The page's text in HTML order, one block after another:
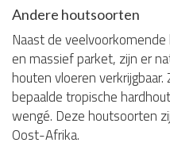
Andere houtsoorten
Naast de
en massief parket, zijn er
houten vloeren
bepaalde tropische
wengé. Deze houtsoorten
Oost-Afrika.